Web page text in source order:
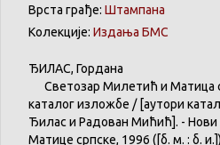
Врста грађе: Штампана
Колекције: Издања БМС
ЂИЛАС, Гордана
Светозар Милетић и Матица
каталогизложбе / [аутори
Ђиласи Радован Мићић]. - Нови
Матице српске, 1996 ([б. м. : б.